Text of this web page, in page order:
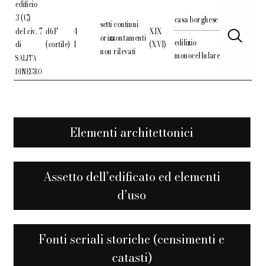
edificio
3 (C)
del civ. 7
di
SALITA
DINEGRO
d6F
(cortile)
4
1
setti continui
orizzontamenti
non rilevati
XIX
(XVI)
casa borghese
edilizio
monocellulare
Elementi architettonici
Assetto dell’edificato ed elementi
d’uso
Fonti seriali storiche (censimenti e
catasti)